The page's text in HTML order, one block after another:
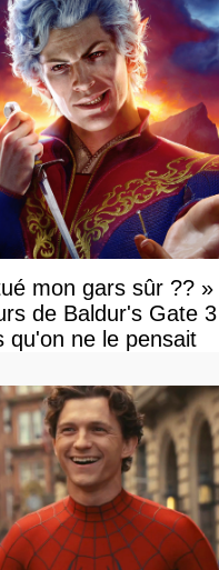
mon gars sûr ?? »
de Baldur's Gate
qu'on ne le pensait